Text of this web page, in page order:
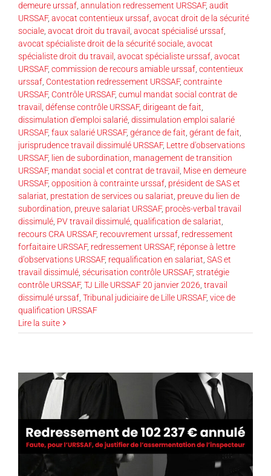
demeure urssaf, annulation redressement URSSAF, audit
URSSAF, avocat contentieux urssaf, avocat droit de la sécurité
sociale, avocat droit du travail , avocat spécialisé urssaf,
avocat spécialiste droit de la sécurité sociale, avocat
spécialiste droit du travail , avocat spécialiste urssaf, avocat
URSSAF, commission de recours amiable urssaf, contentieux
urssaf, Contestation redressement URSSAF, contrainte
URSSAF, Contrôle URSSAF, cumul mandat social contrat de
travail , défense contrôle URSSAF, dirigeant de fait,
dissimulation d'emploi salarié, dissimulation emploi salarié
URSSAF, faux salarié URSSAF, gérance de fait, gérant de fait,
jurisprudence travail dissimulé URSSAF, Lettre d'observations
URSSAF, lien de subordination, management de transition
URSSAF, mandat social et contrat de travail , Mise en demeure
URSSAF, opposition à contrainte urssaf, président de SAS et
salariat, prestation de services ou salariat, preuve du lien de
subordination, preuve salariat URSSAF, procès-verbal travail
dissimulé, PV travail dissimulé, qualification de salariat,
recours CRA URSSAF, recouvrement urssaf, redressement
forfaitaire URSSAF, redressement URSSAF, réponse à lettre
d’observations URSSAF, requalification en salariat, SAS et
travail dissimulé, sécurisation contrôle URSSAF, stratégie
contrôle URSSAF, TJ Lille URSSAF 20 janvier 2026, travail
dissimulé urssaf, Tribunal judiciaire de Lille URSSAF, vice de
qualification URSSAF
Lire la suite